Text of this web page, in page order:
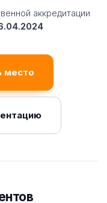
аккредитации
место